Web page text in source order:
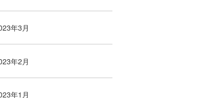
年3月
年2月
年1月